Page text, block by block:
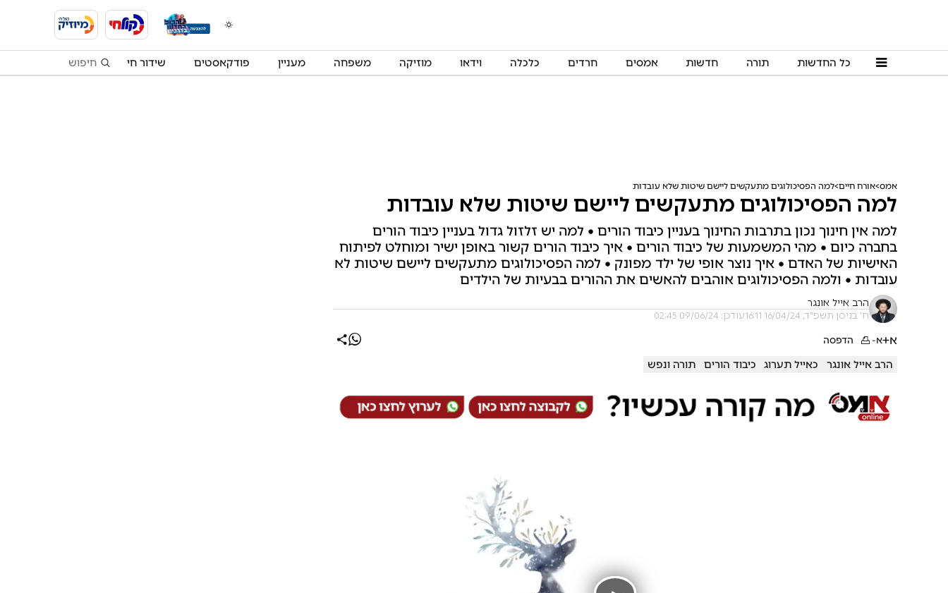
כל החדשות תורה חדשות אמסים חרדים כלכלה וידאו מוזיקה משפחה מעניין פודקאסטים שידור חי
אמס אורח חיים למה הפסיכולוגים מתעקשים ליישם שיטות שלא עובדות
למה הפסיכולוגים מתעקשים ליישם שיטות שלא עובדות
למה אין חינוך נכון בתרבות החינוך בעניין כיבוד הורים • למה יש זלזול גדול בעניין כיבוד הורים
בחברה כיום • מהי המשמעות של כיבוד הורים • איך כיבוד הורים קשור באופן ישיר ומוחלט לפיתוח
האישיות של האדם • איך נוצר אופי של ילד מפונק • למה הפסיכולוגים מתעקשים ליישם שיטות לא
עובדות • ולמה הפסיכולוגים אוהבים להאשים את ההורים בבעיות של הילדים
הרב אייל אונגר
ח' בניסן תשפ"ד, 16/04/24 16:11 עודכן: 09/06/24 02:45
א+א- הדפסה
הרב אייל אונגר כאייל תערוג כיבוד הורים תורה ונפש